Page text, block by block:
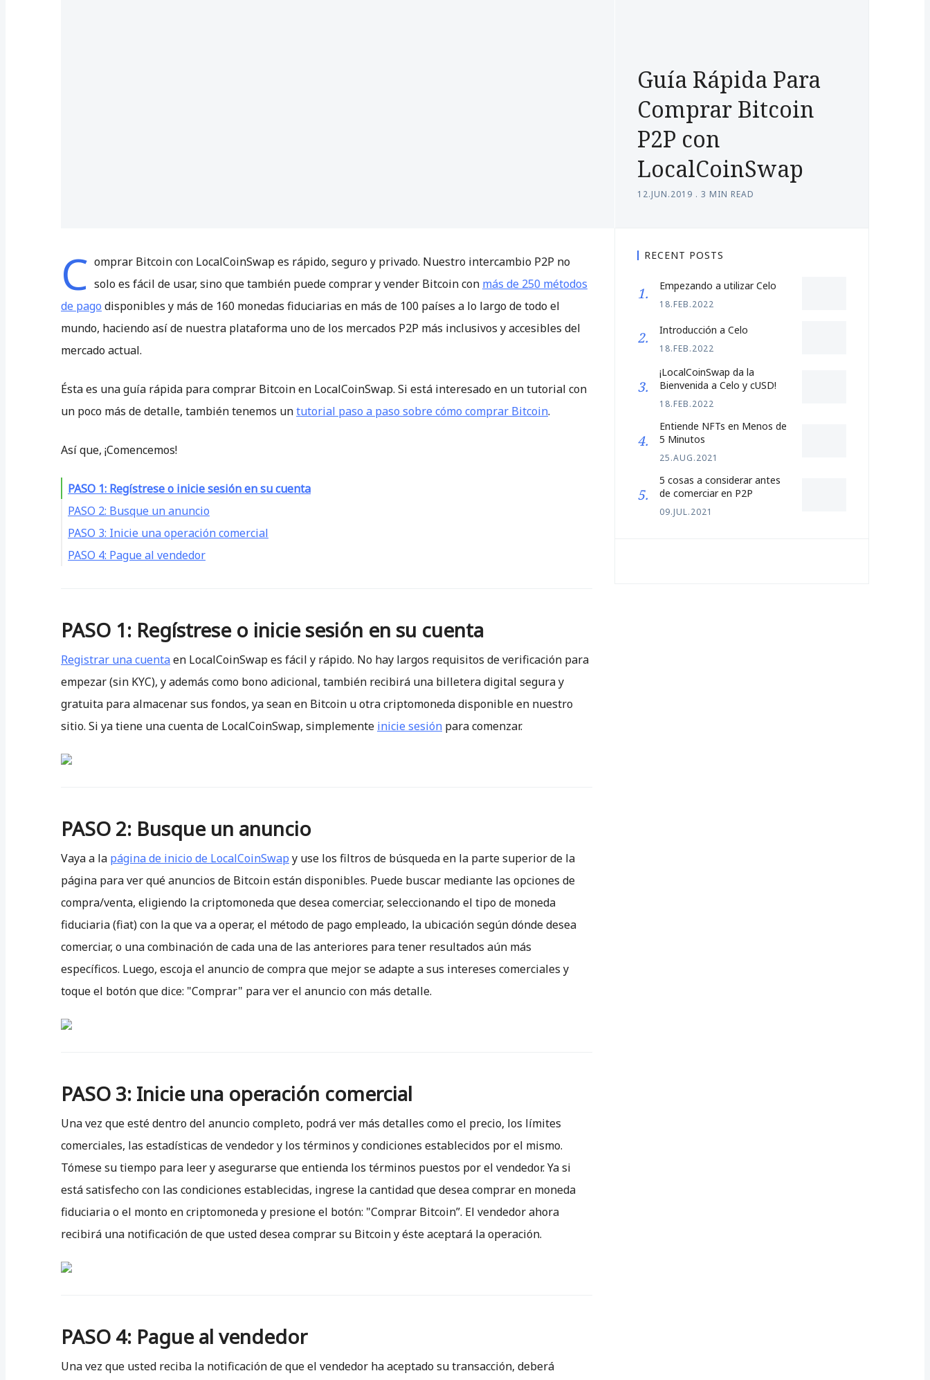
Guía Rápida Para
Comprar Bitcoin
P2P con
LocalCoinSwap
12.JUN.2019 .3 MIN READ
C omprar Bitcoin con LocalCoinSwap es rápido, seguro y privado. Nuestro intercambio P2P no
solo es fácil de usar, sino que también puede comprar y vender Bitcoin con más de 250 métodos
de pago disponibles y más de 160 monedas fiduciarias en más de 100 países a lo largo de todo el
mundo, haciendo así de nuestra plataforma uno de los mercados P2P más inclusivos y accesibles del
mercado actual.
Ésta es una guía rápida para comprar Bitcoin en LocalCoinSwap. Si está interesado en un tutorial con
un poco más de detalle, también tenemos untutorial paso a paso sobre cómo comprar Bitcoin.
Así que, ¡Comencemos!
PASO 1: Regístrese o inicie sesión en su cuenta
PASO 2: Busque un anuncio
PASO 3: Inicie una operación comercial
PASO 4: Pague al vendedor
PASO 1: Regístrese o inicie sesión en su cuenta
Registrar una cuentaen LocalCoinSwap es fácil y rápido. No hay largos requisitos de verificación para
empezar (sin KYC), y además como bono adicional, también recibirá una billetera digital segura y
gratuita para almacenar sus fondos, ya sean en Bitcoin u otra criptomoneda disponible en nuestro
sitio. Si ya tiene una cuenta de LocalCoinSwap, simplemente inicie sesión para comenzar.
PASO 2: Busque un anuncio
Vaya a la página de inicio de LocalCoinSwap y use los filtros de búsqueda en la parte superior de la
página para ver qué anuncios de Bitcoin están disponibles. Puede buscar mediante las opciones de
compra/venta, eligiendo la criptomoneda que desea comerciar, seleccionando el tipo de moneda
fiduciaria (fiat) con la que va a operar, el método de pago empleado, la ubicación según dónde desea
comerciar, o una combinación de cada una de las anteriores para tener resultados aún más
específicos. Luego, escoja el anuncio de compra que mejor se adapte a sus intereses comerciales y
toque el botón que dice: "Comprar" para ver el anuncio con más detalle.
PASO 3: Inicie una operación comercial
Una vez que esté dentro del anuncio completo, podrá ver más detalles como el precio, los límites
comerciales, las estadísticas de vendedor y los términos y condiciones establecidos por el mismo.
Tómese su tiempo para leer y asegurarse que entienda los términos puestos por el vendedor. Ya si
está satisfecho con las condiciones establecidas, ingrese la cantidad que desea comprar en moneda
fiduciaria o el monto en criptomoneda y presione el botón: "Comprar Bitcoin”. El vendedor ahora
recibirá una notificación de que usted desea comprar su Bitcoin y éste aceptará la operación.
PASO 4: Pague al vendedor
Una vez que usted reciba la notificación de que el vendedor ha aceptado su transacción, deberá
RECENT POSTS
Empezando a utilizar Celo
18.FEB.2022
Introducción a Celo
18.FEB.2022
¡LocalCoinSwap da la
Bienvenida a Celo y cUSD!
18.FEB.2022
Entiende NFTs en Menos de
5 Minutos
25.AUG.2021
5 cosas a considerar antes
de comerciar en P2P
09.JUL.2021